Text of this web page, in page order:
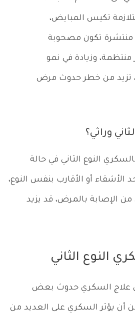
تكيس المبايض،
منتشرة تكون مصحوبة
وزيادة في نمو
تزيد من خطر حدوث مرض
وراثي؟
النوع الثاني في حالة
الأشقاء أو الأقارب بنفس النوع،
من الإصابة بالمرض، قد يزيد
النوع الثاني
علاج السكري حدوث بعض
أن يؤثر السكري على العديد من